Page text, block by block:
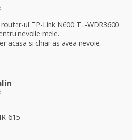
ul TP-Link N600 TL-WDR3600
nevoile mele.
acasa si chiar as avea nevoie.
615